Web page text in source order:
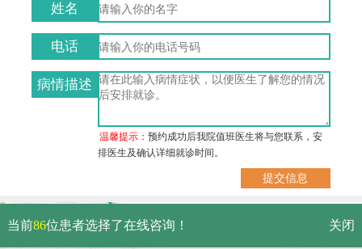
姓名
电话
病情描述
温馨提示：预约成功后我院值班医生将与您联系，安
排医生及确认详细就诊时间。
武汉市硚口区解放大道479号
免费电话：
当前86位患者选择了在线咨询！ 关闭